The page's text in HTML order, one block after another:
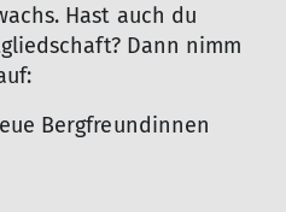
Hast auch du
Dann nimm
Bergfreundinnen